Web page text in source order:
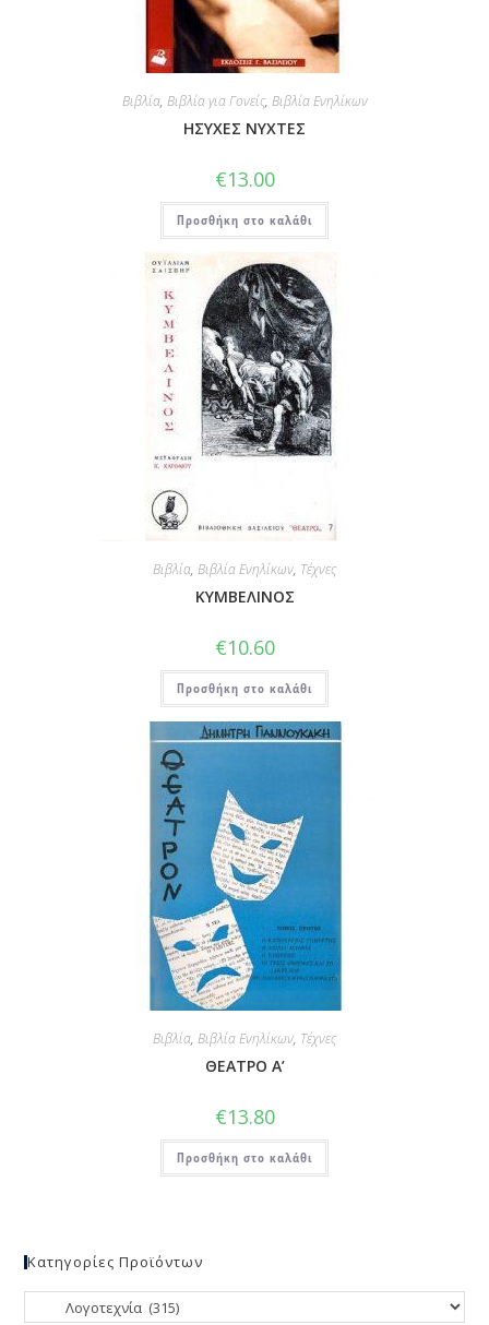
Βιβλία, Βιβλία για Γονείς, Βιβλία Ενηλίκων
ΗΣΥΧΕΣ ΝΥΧΤΕΣ
€13.00
Προσθήκη στο καλάθι
Βιβλία, Βιβλία Ενηλίκων, Τέχνες
ΚΥΜΒΕΛΙΝΟΣ
€10.60
Προσθήκη στο καλάθι
Βιβλία, Βιβλία Ενηλίκων, Τέχνες
ΘΕΑΤΡΟ Α’
€13.80
Προσθήκη στο καλάθι
Κατηγορίες Προϊόντων